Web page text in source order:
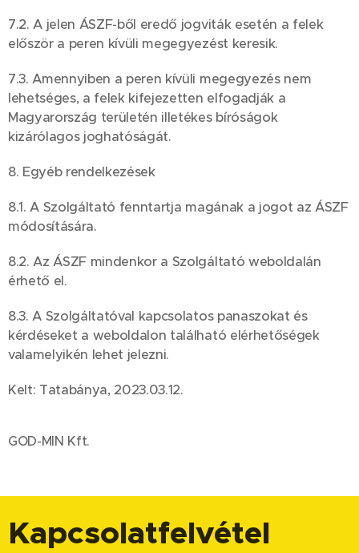
7.2. A jelen ÁSZF-ből eredő jogviták esetén a felek
először a peren kívüli megegyezést keresik.
7.3. Amennyiben a peren kívüli megegyezés nem
lehetséges, a felek kifejezetten elfogadják a
Magyarország területén illetékes bíróságok
kizárólagos joghatóságát.
8. Egyéb rendelkezések
8.1. A Szolgáltató fenntartja magának a jogot az ÁSZF
módosítására.
8.2. Az ÁSZF mindenkor a Szolgáltató weboldalán
érhető el.
8.3. A Szolgáltatóval kapcsolatos panaszokat és
kérdéseket a weboldalon található elérhetőségek
valamelyikén lehet jelezni.
Kelt: Tatabánya, 2023.03.12.
GOD-MIN Kft.
Kapcsolatfelvétel